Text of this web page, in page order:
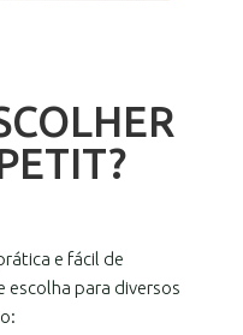
e fácil de
escolha para diversos